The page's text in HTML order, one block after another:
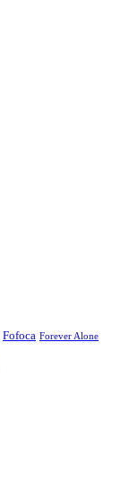
Fofoca Forever Alone